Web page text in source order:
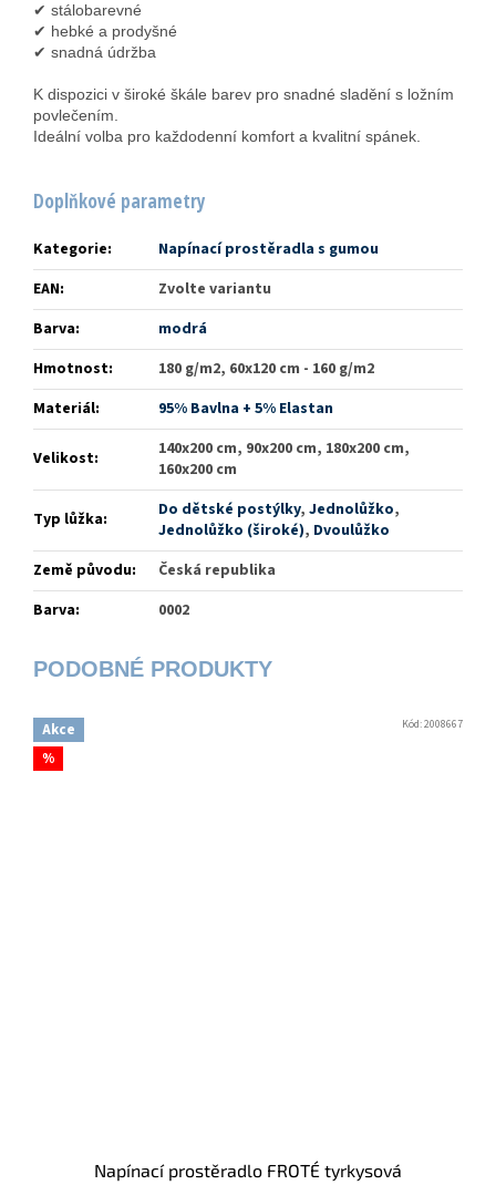
✔ stálobarevné
✔ hebké a prodyšné
✔ snadná údržba
K dispozici v široké škále barev pro snadné sladění s ložním
povlečením.
Ideální volba pro každodenní komfort a kvalitní spánek.
Doplňkové parametry
Kategorie:
Napínací prostěradla s gumou
EAN:
Zvolte variantu
Barva:
modrá
Hmotnost:
180 g/m2, 60x120 cm - 160 g/m2
Materiál: 95% Bavlna + 5% Elastan
Velikost:
140x200 cm, 90x200 cm, 180x200 cm,
160x200 cm
Typ lůžka: Do dětské postýlky, Jednolůžko,
Jednolůžko (široké), Dvoulůžko
Země původu:
Česká republika
Barva: 0002
Akce
%
Napínací prostěradlo FROTÉ tyrkysová
Kód:2008667